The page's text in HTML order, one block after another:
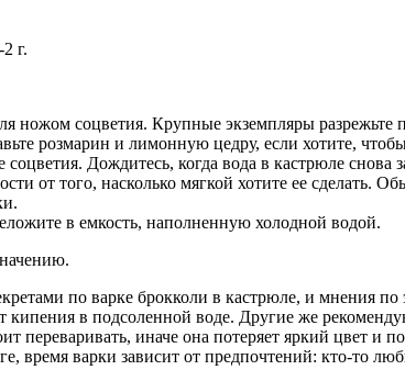
г.
ножом соцветия. Крупные экземпляры разрежьте
розмарин и лимонную цедру, если хотите,
Дождитесь, когда вода в кастрюле снова
от того, насколько мягкой хотите ее сделать.
в емкость, наполненную холодной водой.
по варке брокколи в кастрюле, и мнения
кипения в подсоленной воде. Другие же
переваривать, иначе она потеряет яркий цвет
время варки зависит от предпочтений: кто-то